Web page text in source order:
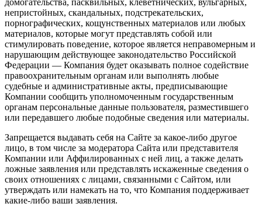
непристойных, скандальных, подстрекательских,
порнографических, кощунственных материалов или любых
материалов, которые могут представлять собой или
стимулировать поведение, которое является неправомерным и
нарушающим действующее законодательство Российской
Федерации — Компания будет оказывать полное содействие
правоохранительным органам или выполнять любые
судебные и административные акты, предписывающие
Компании сообщить уполномоченным государственным
органам персональные данные пользователя, разместившего
или передавшего любые подобные сведения или материалы.
Запрещается выдавать себя на Сайте за какое-либо другое
лицо, в том числе за модератора Сайта или представителя
Компании или Аффилированных с ней лиц, а также делать
ложные заявления или представлять искаженные сведения о
своих отношениях с лицами, связанными с Сайтом, или
утверждать или намекать на то, что Компания поддерживает
какие-либо ваши заявления.